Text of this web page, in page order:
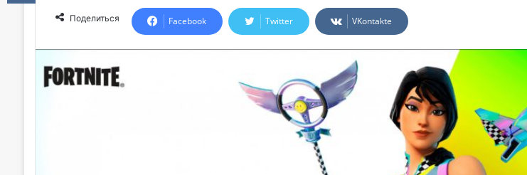
Поделиться Facebook Twitter VKontakte